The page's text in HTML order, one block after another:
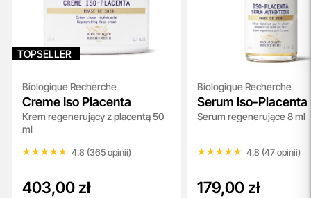
TOPSELLER
Biologique Recherche
Creme Iso Placenta
Krem regenerujący z placentą 50
ml
★★★★★
★★★★★ 4.8 (365 opinii)
403,00 zł
Biologique Recherche
Serum Iso-Placenta
Serum regenerujące 8 ml
★★★★★
★★★★★ 4.8 (47 opinii)
179,00 zł